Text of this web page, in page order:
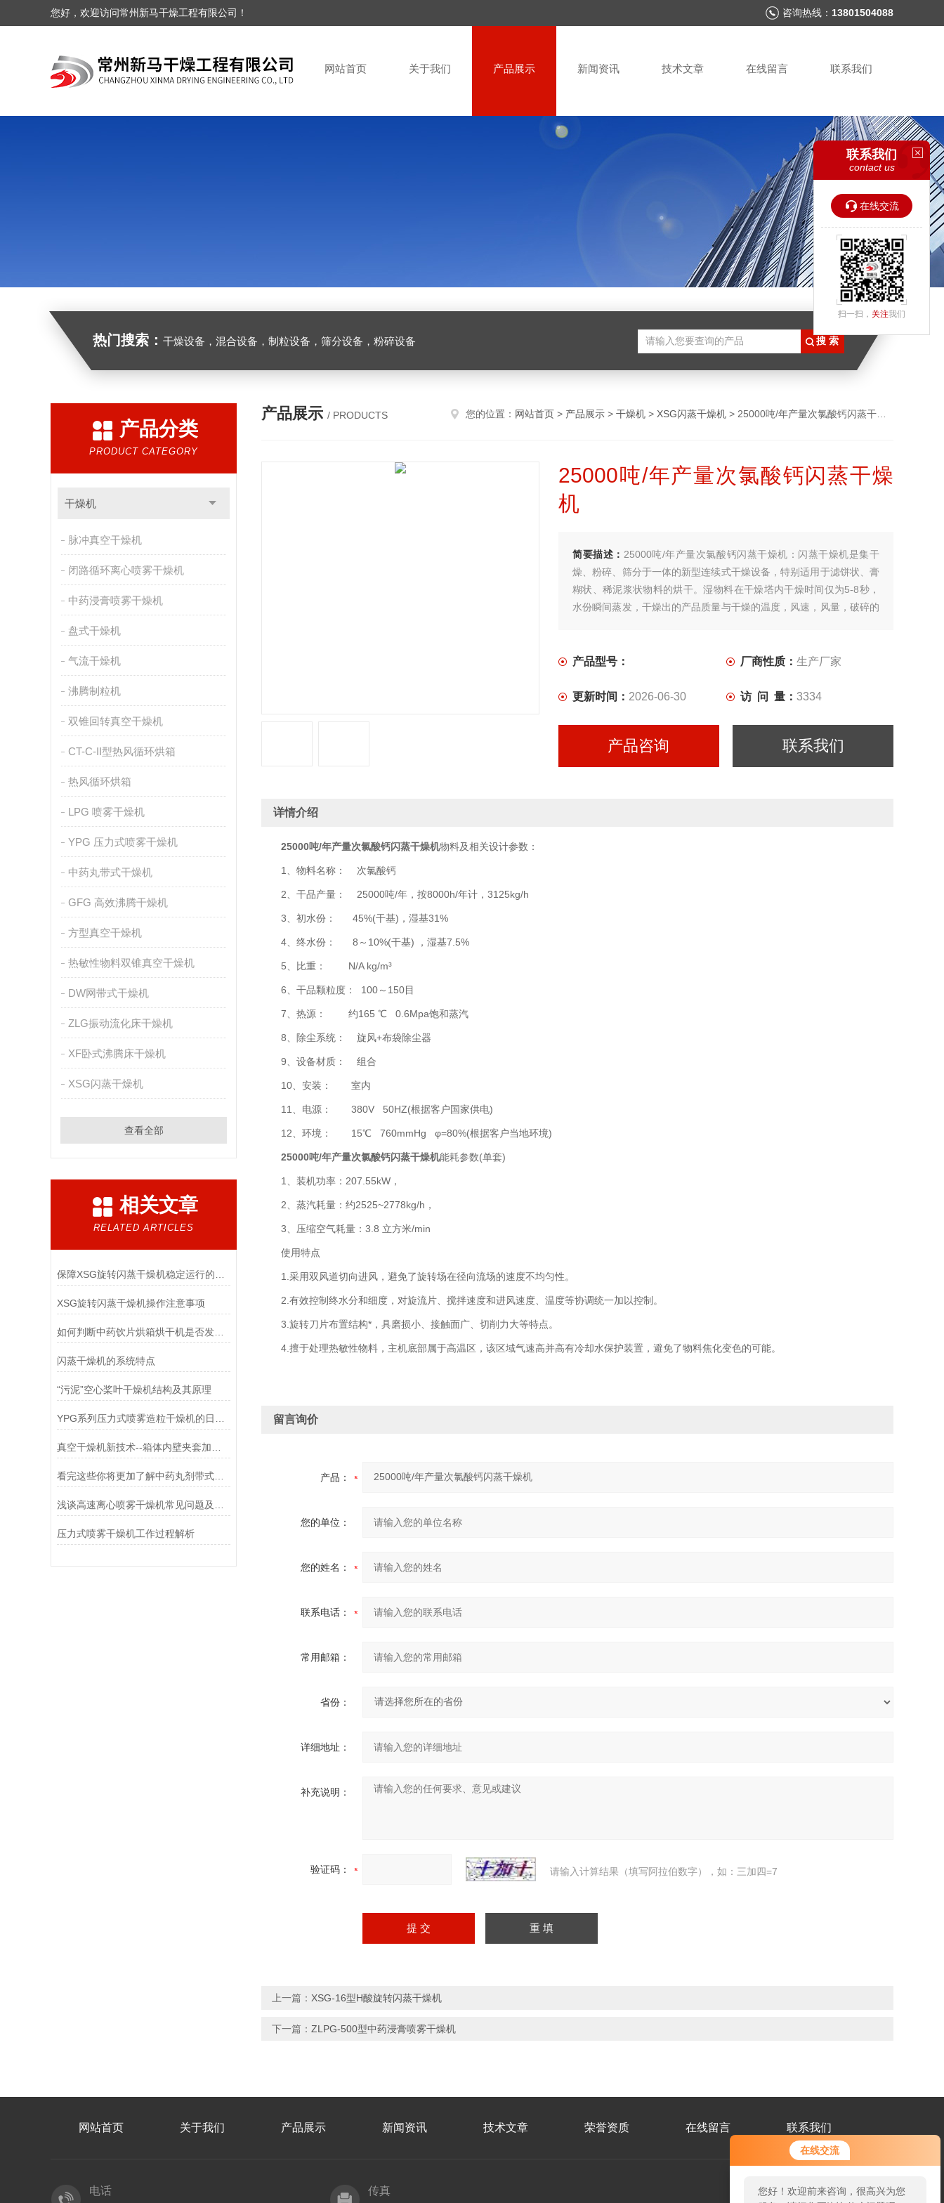
在线交流
您好！欢迎前来咨询，很高兴为您
您好，欢迎访问常州新马干燥工程有限公司！ 咨询热线： 13801504088
网站首页 关于我们 产品展示 新闻资讯 技术文章 在线留言 联系我们
热门搜索： 干燥设备，混合设备，制粒设备，筛分设备，粉碎设备
产品分类
PRODUCT CATEGORY
干燥机
脉冲真空干燥机
闭路循环离心喷雾干燥机
中药浸膏喷雾干燥机
盘式干燥机
气流干燥机
沸腾制粒机
双锥回转真空干燥机
CT-C-II型热风循环烘箱
热风循环烘箱
LPG 喷雾干燥机
YPG 压力式喷雾干燥机
中药丸带式干燥机
GFG 高效沸腾干燥机
方型真空干燥机
热敏性物料双锥真空干燥机
DW网带式干燥机
ZLG振动流化床干燥机
XF卧式沸腾床干燥机
XSG闪蒸干燥机
查看全部
相关文章
RELATED ARTICLES
XSG旋转闪蒸干燥机操作注意事项
如何判断中药饮片烘箱烘干机是否发生故障呢？
闪蒸干燥机的系统特点
“污泥”空心桨叶干燥机结构及其原理
看完这些你将更加了解中药丸剂带式烘干机
压力式喷雾干燥机工作过程解析
产品展示 / PRODUCTS 您的位置： 网站首页 > 产品展示 > 干燥机 > XSG闪蒸干燥机 > 25000吨/年产量次氯酸钙闪蒸干燥机
25000吨/年产量次氯酸钙闪蒸干燥
机
简要描述： 25000吨/年产量次氯酸钙闪蒸干燥机：闪蒸干燥机是集干
燥、粉碎、筛分于一体的新型连续式干燥设备，特别适用于滤饼状、膏
糊状、稀泥浆状物料的烘干。湿物料在干燥塔内干燥时间仅为5-8秒，
水份瞬间蒸发，干燥出的产品质量与干燥的温度，风速，风量，破碎的
产品型号： 厂商性质： 生产厂家
更新时间： 2026-06-30 访 问 量： 3334
产品咨询 联系我们
详情介绍
25000吨/年产量次氯酸钙闪蒸干燥机物料及相关设计参数：
1、物料名称： 次氯酸钙
2、干品产量： 25000吨/年，按8000h/年计，3125kg/h
3、初水份： 45%(干基)，湿基31%
4、终水份： 8～10%(干基) ，湿基7.5%
5、比重： N/A kg/m³
6、干品颗粒度： 100～150目
7、热源： 约165 ℃ 0.6Mpa饱和蒸汽
8、除尘系统： 旋风+布袋除尘器
9、设备材质： 组合
10、安装： 室内
11、电源： 380V 50HZ(根据客户国家供电)
12、环境： 15℃ 760mmHg φ=80%(根据客户当地环境)
25000吨/年产量次氯酸钙闪蒸干燥机能耗参数(单套)
1、装机功率：207.55kW，
2、蒸汽耗量：约2525~2778kg/h，
3、压缩空气耗量：3.8 立方米/min
使用特点
1.采用双风道切向进风，避免了旋转场在径向流场的速度不均匀性。
2.有效控制终水分和细度，对旋流片、搅拌速度和进风速度、温度等协调统一加以控制。
3.旋转刀片布置结构*，具磨损小、接触面广、切削力大等特点。
4.擅于处理热敏性物料，主机底部属于高温区，该区域气速高并高有冷却水保护装置，避免了物料焦化变色的可能。
留言询价
产品：
您的单位：
您的姓名：
联系电话：
常用邮箱：
省份：
详细地址：
补充说明：
验证码： 请输入计算结果（填写阿拉伯数字），如：三加四=7
上一篇： XSG-16型H酸旋转闪蒸干燥机
下一篇： ZLPG-500型中药浸膏喷雾干燥机
网站首页 关于我们 产品展示 新闻资讯 技术文章 荣誉资质 在线留言 联系我们
电话
传真
联系我们
contact us
在线交流
扫一扫， 关注我们